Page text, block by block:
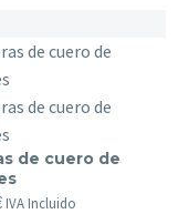
de cuero de
IVA Incluido